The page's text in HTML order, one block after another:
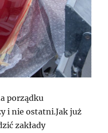
porządku
i nie ostatni.Jak już
zakłady